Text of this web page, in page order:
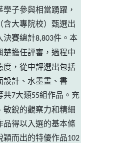
子參與相當踴躍，
含大專院校）甄選出
決賽總計8,803件。本
楚擔任評審，過程中
度，從中評選出包括
設計、水墨畫、書
共7大類55組作品。充
敏銳的觀察力和精細
品得以入選的基本條
穎而出的特優作品102